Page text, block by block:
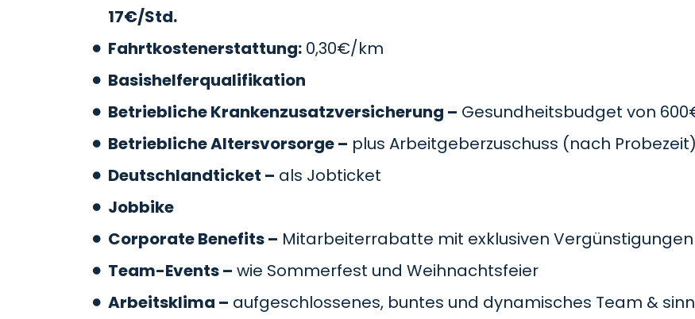
17€/Std.
Fahrtkostenerstattung: 0,30€/km
Basishelferqualifikation
Betriebliche Krankenzusatzversicherung – Gesundheitsbudget von
Betriebliche Altersvorsorge – plus Arbeitgeberzuschuss (nach Probezeit)
Deutschlandticket – als Jobticket
Jobbike
Corporate Benefits – Mitarbeiterrabatte mit exklusiven Vergünstigungen
Team-Events – wie Sommerfest und Weihnachtsfeier
Arbeitsklima – aufgeschlossenes, buntes und dynamisches Team &